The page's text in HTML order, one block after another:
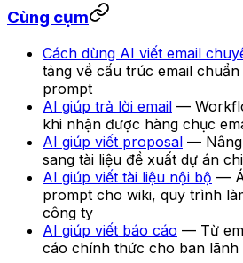
Cùng cụm
Cách dùng AI viết email
tảng về cấu trúc email
prompt
AI giúp trả lời email —
khi nhận được hàng chục
AI giúp viết proposal — Nâng
sang tài liệu đề xuất dự án
AI giúp viết tài liệu nội bộ —
prompt cho wiki, quy trình
công ty
AI giúp viết báo cáo — Từ
cáo chính thức cho ban lãnh